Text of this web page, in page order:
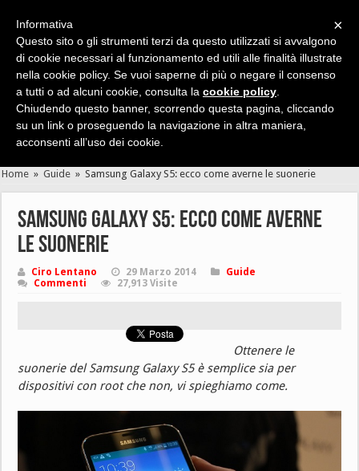
Cerca velocemente news, recensioni, guide, app, giochi ...
Home » Guide » Samsung Galaxy S5: ecco come averne le suonerie
Samsung Galaxy S5: ecco come averne
le suonerie
Ciro Lentano 29 Marzo 2014
Guide
Commenti
27,913 Visite
Ottenere le
suonerie del Samsung Galaxy S5 è semplice sia per
dispositivi con root che non, vi spieghiamo come.
×
Informativa
Questo sito o gli strumenti terzi da questo utilizzati si avvalgono
di cookie necessari al funzionamento ed utili alle finalità illustrate
nella cookie policy. Se vuoi saperne di più o negare il consenso
a tutti o ad alcuni cookie, consulta la cookie policy
Chiudendo questo banner, scorrendo questa pagina, cliccando
su un link o proseguendo la navigazione in altra maniera,
acconsenti all’uso dei cookie.